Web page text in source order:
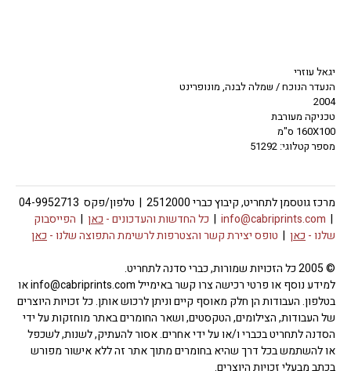
יגאל עוזרי
הנעדר הנוכח / שמלה לבנה, מונופרינט
2004
טכניקה מעורבת
160X100 ס"מ
מספר קטלוגי: 51292
מרכז גוטסמן לתחריט, קיבוץ כברי 2512000 | טלפון/פקס 04-9952713
|
info@cabriprints.com
| כל החדשות והעדכונים - כאן | הפייסבוק
שלנו - כאן | טופס יצירת קשר והצטרפות לרשימת התפוצה שלנו - כאן
© 2005 כל הזכויות שמורות, כברי סדנה לתחריט.
למידע נוסף או פרטי רכישה צרו קשר באימייל info@cabriprints.com או
בטלפון. העבודות הן חלק מאוסף קיים וניתן לרכוש אותן. כל זכויות היוצרים
של העבודות, הצילומים, הטקסטים, ושאר החומרים באתר מוחזקות על ידי
הסדנה לתחריט בכברי ו/או על ידי אחרים. אסור להעתיק, לשנות, לשכפל
או להשתמש בכל דרך שהיא בחומרים מתוך אתר זה ללא אישור מפורש
בכתב מבעלי זכויות היוצרים.